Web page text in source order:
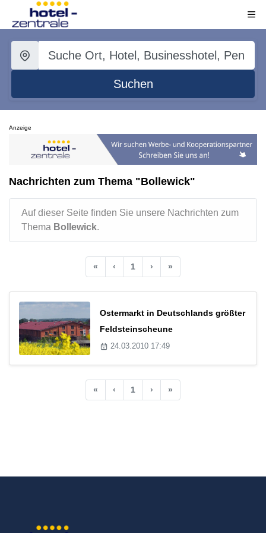
Suchen
Anzeige
Nachrichten zum Thema "Bollewick"
Auf dieser Seite finden Sie unsere Nachrichten zum
Thema Bollewick.
« ‹ 1 › »
Ostermarkt in Deutschlands größter
Feldsteinscheune
24.03.2010 17:49
« ‹ 1 › »